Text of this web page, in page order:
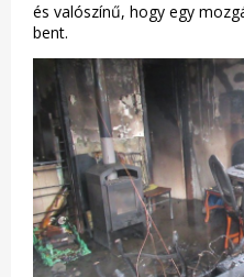
és valószínű, hogy egy
bent.